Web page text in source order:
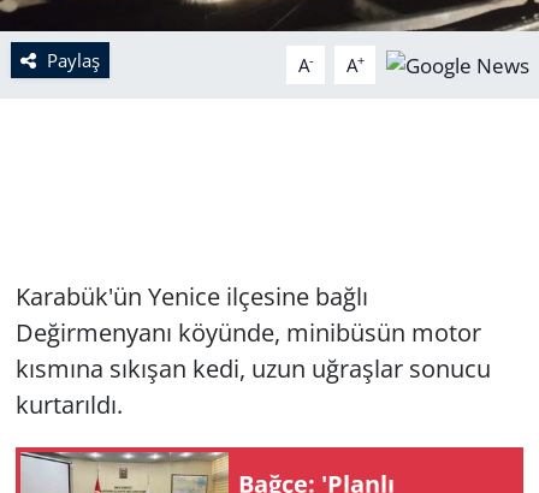
Paylaş A- A+
Karabük'ün Yenice ilçesine bağlı
Değirmenyanı köyünde, minibüsün motor
kısmına sıkışan kedi, uzun uğraşlar sonucu
kurtarıldı.
Bağçe: 'Planlı